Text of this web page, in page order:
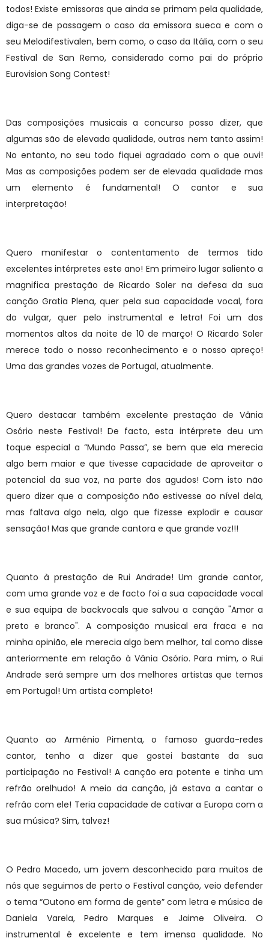
todos! Existe emissoras que ainda se primam pela qualidade,
diga-se de passagem o caso da emissora sueca e com o
seu Melodifestivalen, bem como, o caso da Itália, com o seu
Festival de San Remo, considerado como pai do próprio
Eurovision Song Contest!
Das composições musicais a concurso posso dizer, que
algumas são de elevada qualidade, outras nem tanto assim!
No entanto, no seu todo fiquei agradado com o que ouvi!
Mas as composições podem ser de elevada qualidade mas
um elemento é fundamental! O cantor e sua
interpretação!
Quero manifestar o contentamento de termos tido
excelentes intérpretes este ano! Em primeiro lugar saliento a
magnifica prestação de Ricardo Soler na defesa da sua
canção Gratia Plena, quer pela sua capacidade vocal, fora
do vulgar, quer pelo instrumental e letra! Foi um dos
momentos altos da noite de 10 de março! O Ricardo Soler
merece todo o nosso reconhecimento e o nosso apreço!
Uma das grandes vozes de Portugal, atualmente.
Quero destacar também excelente prestação de Vânia
Osório neste Festival! De facto, esta intérprete deu um
toque especial a “Mundo Passa”, se bem que ela merecia
algo bem maior e que tivesse capacidade de aproveitar o
potencial da sua voz, na parte dos agudos! Com isto não
quero dizer que a composição não estivesse ao nível dela,
mas faltava algo nela, algo que fizesse explodir e causar
sensação! Mas que grande cantora e que grande voz!!!
Quanto à prestação de Rui Andrade! Um grande cantor,
com uma grande voz e de facto foi a sua capacidade vocal
e sua equipa de backvocals que salvou a canção "Amor a
preto e branco". A composição musical era fraca e na
minha opinião, ele merecia algo bem melhor, tal como disse
anteriormente em relação à Vânia Osório. Para mim, o Rui
Andrade será sempre um dos melhores artistas que temos
em Portugal! Um artista completo!
Quanto ao Arménio Pimenta, o famoso guarda-redes
cantor, tenho a dizer que gostei bastante da sua
participação no Festival! A canção era potente e tinha um
refrão orelhudo! A meio da canção, já estava a cantar o
refrão com ele! Teria capacidade de cativar a Europa com a
sua música? Sim, talvez!
O Pedro Macedo, um jovem desconhecido para muitos de
nós que seguimos de perto o Festival canção, veio defender
o tema “Outono em forma de gente” com letra e música de
Daniela Varela, Pedro Marques e Jaime Oliveira. O
instrumental é excelente e tem imensa qualidade. No